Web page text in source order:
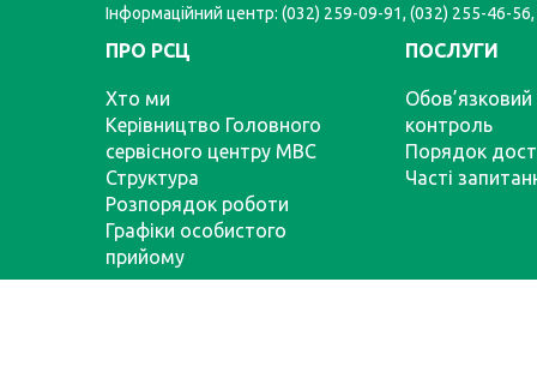
Інформаційний центр: (032) 259-09-91, (032) 255-46-
ПРО РСЦ
Хто ми
Керівництво Головного
сервісного центру МВС
Структура
Розпорядок роботи
Графіки особистого
прийому
ПОСЛУГИ
Обов’язковий
контроль
Порядок
Часті